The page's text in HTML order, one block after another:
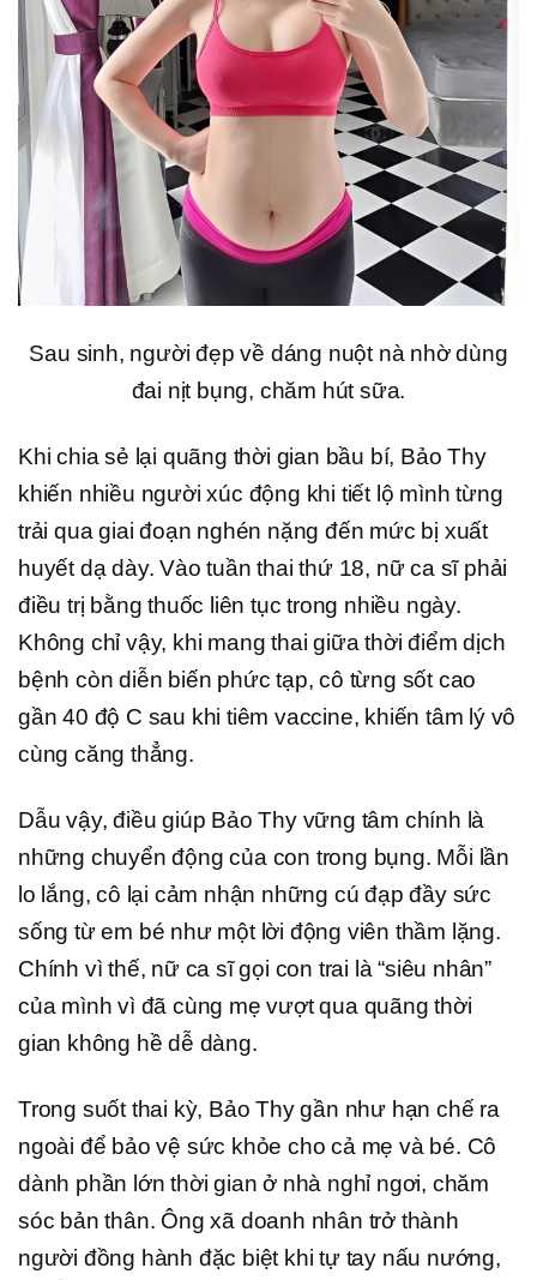
Sau sinh, người đẹp về dáng nuột nà nhờ dùng
đai nịt bụng, chăm hút sữa.
Khi chia sẻ lại quãng thời gian bầu bí, Bảo Thy
khiến nhiều người xúc động khi tiết lộ mình từng
trải qua giai đoạn nghén nặng đến mức bị xuất
huyết dạ dày. Vào tuần thai thứ 18, nữ ca sĩ phải
điều trị bằng thuốc liên tục trong nhiều ngày.
Không chỉ vậy, khi mang thai giữa thời điểm dịch
bệnh còn diễn biến phức tạp, cô từng sốt cao
gần 40 độ C sau khi tiêm vaccine, khiến tâm lý vô
cùng căng thẳng.
Dẫu vậy, điều giúp Bảo Thy vững tâm chính là
những chuyển động của con trong bụng. Mỗi lần
lo lắng, cô lại cảm nhận những cú đạp đầy sức
sống từ em bé như một lời động viên thầm lặng.
Chính vì thế, nữ ca sĩ gọi con trai là “siêu nhân”
của mình vì đã cùng mẹ vượt qua quãng thời
gian không hề dễ dàng.
Trong suốt thai kỳ, Bảo Thy gần như hạn chế ra
ngoài để bảo vệ sức khỏe cho cả mẹ và bé. Cô
dành phần lớn thời gian ở nhà nghỉ ngơi, chăm
sóc bản thân. Ông xã doanh nhân trở thành
người đồng hành đặc biệt khi tự tay nấu nướng,